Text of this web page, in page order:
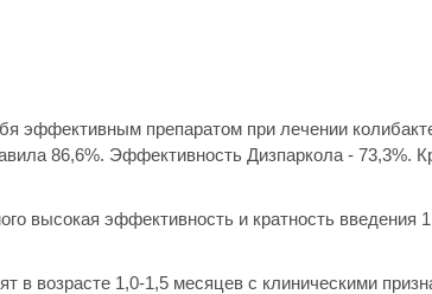
эффективным препаратом при лечении
86,6%. Эффективность Дизпаркола - 73,3%.
высокая эффективность и кратность введения 1
в возрасте 1,0-1,5 месяцев с клиническими